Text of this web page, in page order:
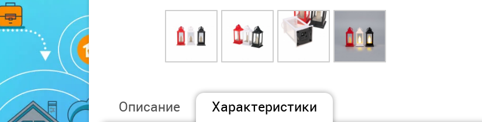
Описание Характеристики